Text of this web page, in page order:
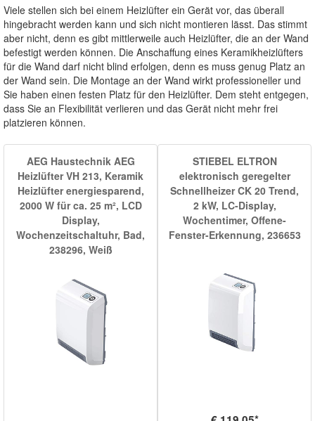
Viele stellen sich bei einem Heizlüfter ein Gerät vor, das überall
hingebracht werden kann und sich nicht montieren lässt. Das stimmt
aber nicht, denn es gibt mittlerweile auch Heizlüfter, die an der Wand
befestigt werden können. Die Anschaffung eines Keramikheizlüfters
für die Wand darf nicht blind erfolgen, denn es muss genug Platz an
der Wand sein. Die Montage an der Wand wirkt professioneller und
Sie haben einen festen Platz für den Heizlüfter. Dem steht entgegen,
dass Sie an Flexibilität verlieren und das Gerät nicht mehr frei
platzieren können.
AEG Haustechnik AEG
Heizlüfter VH 213, Keramik
Heizlüfter energiesparend,
2000 W für ca. 25 m², LCD
Display,
Wochenzeitschaltuhr, Bad,
238296, Weiß
STIEBEL ELTRON
elektronisch geregelter
Schnellheizer CK 20 Trend,
2 kW, LC-Display,
Wochentimer, Offene-
Fenster-Erkennung, 236653